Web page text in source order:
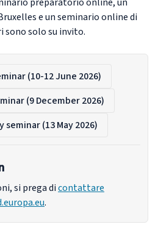
e un seminario online di
sonosolo su invito.
(10-12 June 2026)
(9 December 2026)
(13 May 2026)
si prega dicontattare
.